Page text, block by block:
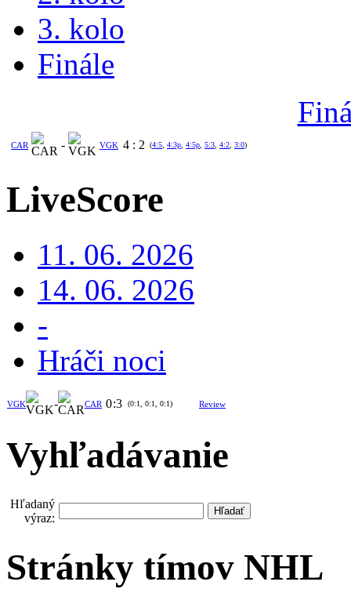
3. kolo
Finále
CAR - VGK 4 : 2 (4:5 4:3p 4:5p 5:3 4:2 3:0)
LiveScore
11. 06. 2026
14. 06. 2026
-
Hráči noci
VGK - CAR 0:3 (0:1, 0:1, 0:1) Review
Vyhľadávanie
Hľadaný
výraz:
Stránky tímov NHL